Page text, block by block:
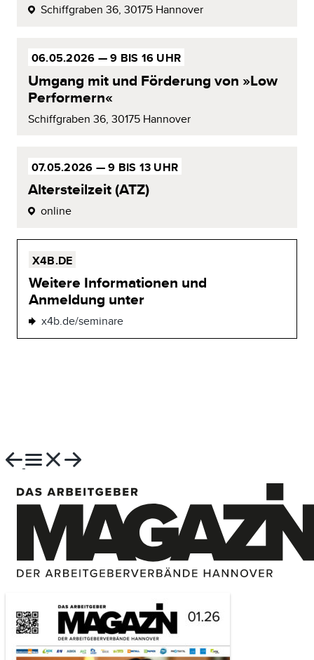
Schiffgraben 36, 30175 Hannover
06.05.2026 —9 BIS 16 UHR
Umgang mit und Förderung von »Low
Performern«
Schiffgraben 36, 30175 Hannover
07.05.2026 —9 BIS 13 UHR
Altersteilzeit(ATZ)
online
X4B.DE
Weitere Informationen und
Anmeldung unter
x4b.de/seminare